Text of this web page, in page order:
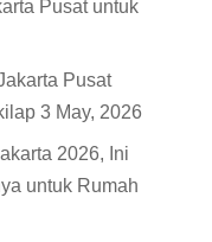
Pusat untuk
Pusat
3 May, 2026
2026, Ini
untuk Rumah